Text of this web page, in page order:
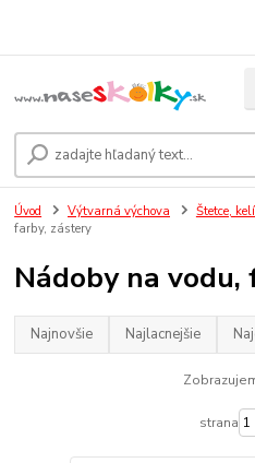
Úvod Výtvarná výchova Štetce,
farby, zástery
Nádoby na
Najnovšie Najlacnejšie
strana